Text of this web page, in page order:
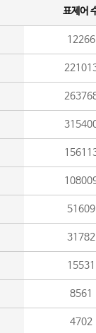
표제어
12266
51609
31782
15531
8561
4702